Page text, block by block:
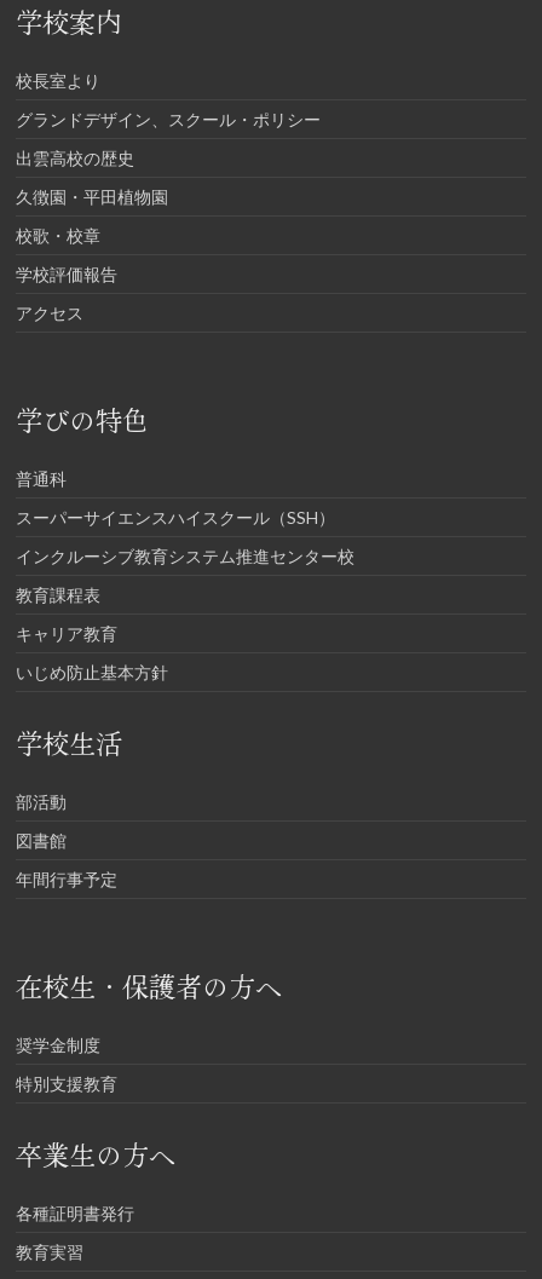
学校案内
校長室より
グランドデザイン、スクール・ポリシー
出雲高校の歴史
久徴園・平田植物園
校歌・校章
学校評価報告
アクセス
学びの特色
普通科
スーパーサイエンスハイスクール（SSH）
インクルーシブ教育システム推進センター校
教育課程表
キャリア教育
いじめ防止基本方針
学校生活
部活動
図書館
年間行事予定
在校生・保護者の方へ
奨学金制度
特別支援教育
卒業生の方へ
各種証明書発行
教育実習